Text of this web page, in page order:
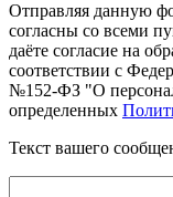
Отправляя данную
согласны со всеми
даёте согласие на
соответствии с
№152-ФЗ "О
определенных
Текст вашего